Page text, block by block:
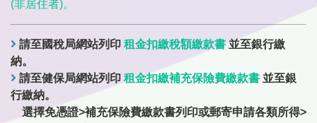
(非居住者)。
請至國稅局網站列印 租金扣繳稅額繳款書並至銀行繳
納。
請至健保局網站列印 租金扣繳補充保險費繳款書 並至銀
行繳納。
選擇免憑證>補充保險費繳款書列印或郵寄申請各類所得>